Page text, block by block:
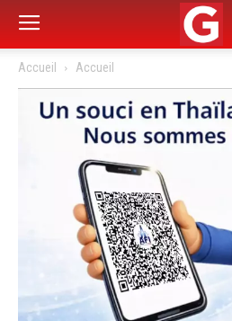
Accueil Accueil